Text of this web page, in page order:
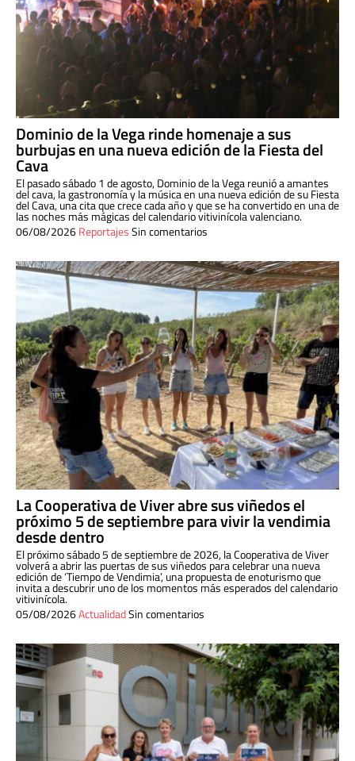
Dominio de la Vega rinde homenaje a sus
burbujas en una nueva edición de la Fiesta del
Cava
El pasado sábado 1 de agosto, Dominio de la Vega reunió a amantes
del cava, la gastronomía y la música en una nueva edición de su Fiesta
del Cava, una cita que crece cada año y que se ha convertido en una de
las noches más mágicas del calendario vitivinícola valenciano.
06/08/2026ReportajesSin comentarios
La Cooperativa de Viver abre sus viñedos el
próximo 5 de septiembre para vivir la vendimia
desde dentro
El próximo sábado 5 de septiembre de 2026, la Cooperativa de Viver
volverá a abrir las puertas de sus viñedos para celebrar una nueva
edición de ‘Tiempo de Vendimia’, una propuesta de enoturismo que
invita a descubrir uno de los momentos más esperados del calendario
vitivinícola.
05/08/2026ActualidadSin comentarios